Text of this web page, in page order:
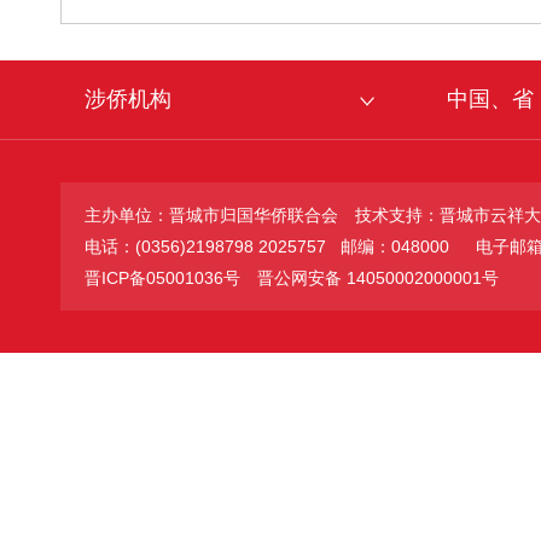
涉侨机构 中国、省
主办单位：晋城市归国华侨联合会
技术支持：晋城市云祥
电话：(0356)2198798 2025757 邮编：048000
电子邮
晋ICP备05001036号
晋公网安备 14050002000001号